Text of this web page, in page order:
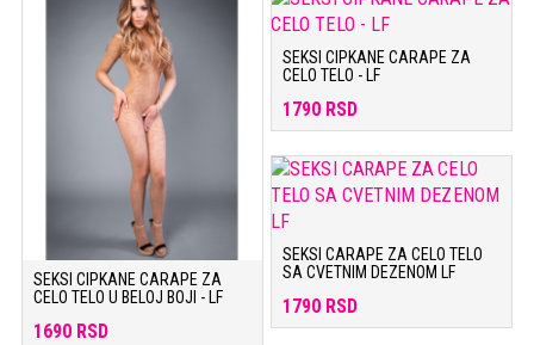
SEKSI CIPKANE CARAPE ZA
CELO TELO U BELOJ BOJI - LF
1690 RSD
SEKSI CIPKANE CARAPE ZA
CELO TELO - LF
1790 RSD
SEKSI CARAPE ZA CELO TELO
SA CVETNIM DEZENOM LF
1790 RSD